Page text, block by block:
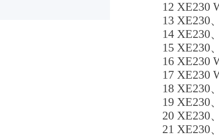
12 XE230
13 XE230
14 XE230
15 XE230
16 XE230
17 XE230
18 XE230
19 XE230
20 XE230
21 XE230